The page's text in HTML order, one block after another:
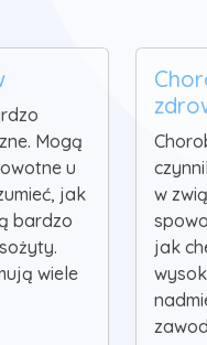
Mogą
u
jak
bardzo
wiele
w
jak